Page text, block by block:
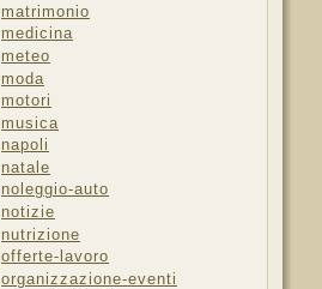
matrimonio
medicina
meteo
moda
motori
musica
napoli
natale
noleggio-auto
notizie
nutrizione
offerte-lavoro
organizzazione-eventi